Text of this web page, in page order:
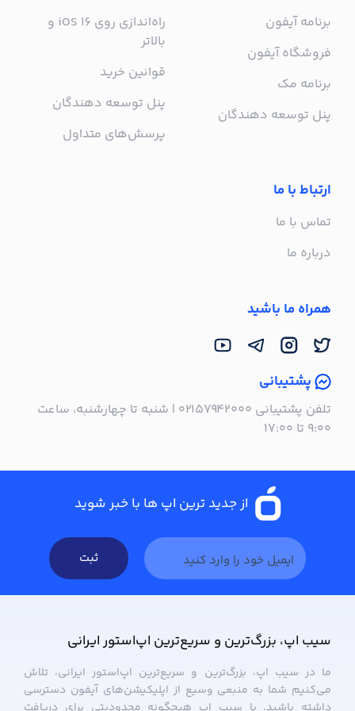
برنامه آیفون
فروشگاه آیفون
برنامه مک
پنل توسعه دهندگان
راه‌اندازی روی iOS 16 و
بالاتر
قوانین خرید
پنل توسعه دهندگان
پرسش‌های متداول
ارتباط با ما
تماس با ما
درباره ما
همراه ما باشید
پشتیبانی
تلفن پشتیبانی ۰۲۱۵۷۹۴۲۰۰۰ | شنبه تا چهارشنبه، ساعت
۹:۰۰ تا ۱۷:۰۰
از جدید ترین اپ ها با خبر شوید
ثبت
سیب ‌اپ، بزرگ‌ترین و سریع‌ترین اپ‌استور ایرانی
ما در سیب ‌اپ، بزرگ‌ترین و سریع‌ترین اپ‌استور ایرانی، تلاش
می‌کنیم شما به منبعی وسیع از اپلیکیشن‌های آیفون دسترسی